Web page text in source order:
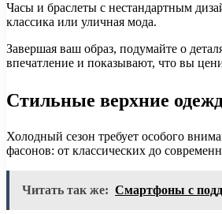
Часы и браслеты с нестандартным
классика или уличная мода.
Завершая ваш образ, подумайте о
впечатление и показывают, что вы
Стильные верхние
Холодный сезон требует особого
фасонов: от классических до
Читать так же: Смартфоны с